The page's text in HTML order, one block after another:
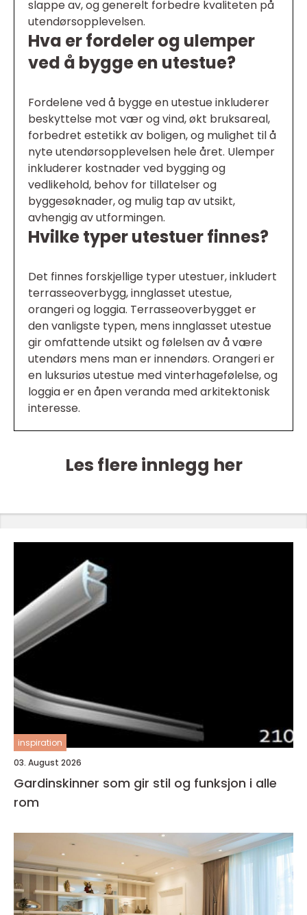
slappe av, og generelt forbedre kvaliteten på
utendørsopplevelsen.
Hva er fordeler og ulemper
ved å bygge en utestue?
Fordelene ved å bygge en utestue inkluderer
beskyttelse mot vær og vind, økt bruksareal,
forbedret estetikk av boligen, og mulighet til å
nyte utendørsopplevelsen hele året. Ulemper
inkluderer kostnader ved bygging og
vedlikehold, behov for tillatelser og
byggesøknader, og mulig tap av utsikt,
avhengig av utformingen.
Hvilke typer utestuer finnes?
Det finnes forskjellige typer utestuer, inkludert
terrasseoverbygg, innglasset utestue,
orangeri og loggia. Terrasseoverbygget er
den vanligste typen, mens innglasset utestue
gir omfattende utsikt og følelsen av å være
utendørs mens man er innendørs. Orangeri er
en luksuriøs utestue med vinterhagefølelse, og
loggia er en åpen veranda med arkitektonisk
interesse.
Les flere innlegg her
inspiration
03. August 2026
Gardinskinner som gir stil og funksjon i alle
rom